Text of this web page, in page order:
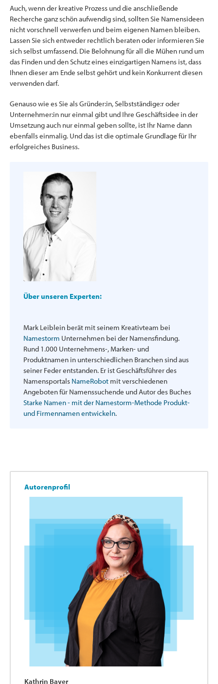
Auch, wenn der kreative Prozess und die anschließende
Recherche ganz schön aufwendig sind, sollten Sie Namensideen
nicht vorschnell verwerfen und beim eigenen Namen bleiben.
Lassen Sie sich entweder rechtlich beraten oder informieren Sie
sich selbst umfassend. Die Belohnung für all die Mühen rund um
das Finden und den Schutz eines einzigartigen Namens ist, dass
Ihnen dieser am Ende selbst gehört und kein Konkurrent diesen
verwenden darf.
Genauso wie es Sie als Gründer:in, Selbstständige:r oder
Unternehmer:in nur einmal gibt und Ihre Geschäftsidee in der
Umsetzung auch nur einmal geben sollte, ist Ihr Name dann
ebenfalls einmalig. Und das ist die optimale Grundlage für Ihr
erfolgreiches Business.
Über unseren Experten:
Mark Leiblein berät mit seinem Kreativteam bei
Namestorm Unternehmen bei der Namensfindung.
Rund 1.000 Unternehmens-, Marken- und
Produktnamen in unterschiedlichen Branchen sind aus
seiner Feder entstanden. Er ist Geschäftsführer des
Namensportals NameRobot mit verschiedenen
Angeboten für Namenssuchende und Autor des Buches
Starke Namen - mit der Namestorm-Methode Produkt-
und Firmennamen entwickeln.
Autorenprofil
Kathrin Bayer